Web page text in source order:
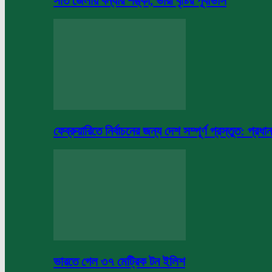
ফেব্রুয়ারিতে নির্বাচনের জন্য দেশ সম্পূর্ণ প্রস্তুত: প্রধান
ভারতে গেল ৩৭ মেট্রিক টন ইলিশ